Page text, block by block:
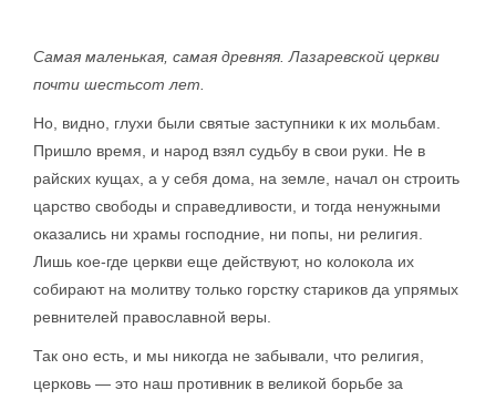
Самая маленькая, самая древняя. Лазаревской церкви
почти шестьсот лет.
Но, видно, глухи были святые заступники к их мольбам.
Пришло время, и народ взял судьбу в свои руки. Не в
райских кущах, а у себя дома, на земле, начал он строить
царство свободы и справедливости, и тогда ненужными
оказались ни храмы господние, ни попы, ни религия.
Лишь кое-где церкви еще действуют, но колокола их
собирают на молитву только горстку стариков да упрямых
ревнителей православной веры.
Так оно есть, и мы никогда не забывали, что религия,
церковь — это наш противник в великой борьбе за